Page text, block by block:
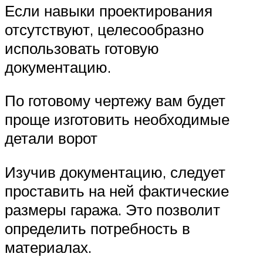
Если навыки проектирования
отсутствуют, целесообразно
использовать готовую
документацию.
По готовому чертежу вам будет
проще изготовить необходимые
детали ворот
Изучив документацию, следует
проставить на ней фактические
размеры гаража. Это позволит
определить потребность в
материалах.